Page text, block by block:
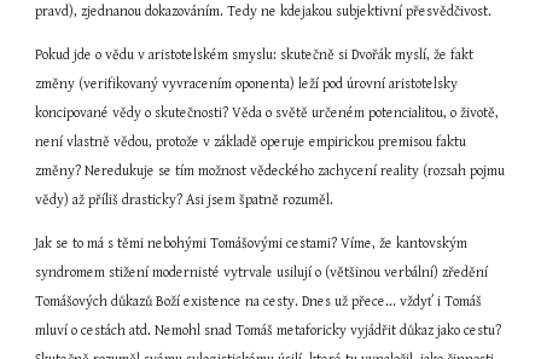
pravd), zjednanou dokazováním. Tedy ne kdejakou subjektivní přesvědčivost.
Pokud jde o vědu v aristotelském smyslu: skutečně si Dvořák myslí, že fakt
změny (verifikovaný vyvracením oponenta) leží pod úrovní aristotelsky
koncipované vědy o skutečnosti? Věda o světě určeném potencialitou, o životě,
není vlastně vědou, protože v základě operuje empirickou premisou faktu
změny? Neredukuje se tím možnost vědeckého zachycení reality (rozsah pojmu
vědy) až příliš drasticky? Asi jsem špatně rozuměl.
Jak se to má s těmi nebohými Tomášovými cestami? Víme, že kantovským
syndromem stižení modernisté vytrvale usilují o (většinou verbální) zředění
Tomášových důkazů Boží existence na cesty. Dnes už přece... vždyť i Tomáš
mluví o cestách atd. Nemohl snad Tomáš metaforicky vyjádřit důkaz jako cestu?